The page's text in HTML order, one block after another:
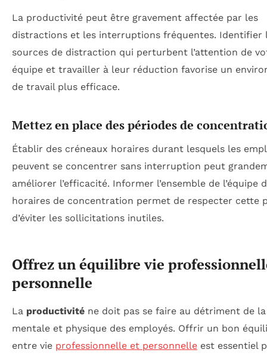
La productivité peut être gravement affectée par les
distractions et les interruptions fréquentes. Identifier
sources de distraction qui perturbent l’attention de
équipe et travailler à leur réduction favorise un
de travail plus efficace.
Mettez en place des périodes de
Établir des créneaux horaires durant lesquels les
peuvent se concentrer sans interruption peut
améliorer l’efficacité. Informer l’ensemble de l’équipe
horaires de concentration permet de respecter cette
d’éviter les sollicitations inutiles.
Offrez un équilibre vie
personnelle
La productivité ne doit pas se faire au détriment de
mentale et physique des employés. Offrir un bon
entre vie professionnelle et personnelle est essentiel